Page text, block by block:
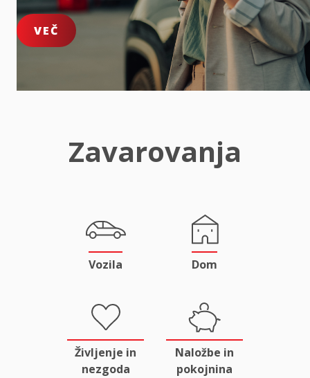
VEČ
Zavarovanja
Vozila Dom
Življenje in
nezgoda
Naložbe in
pokojnina